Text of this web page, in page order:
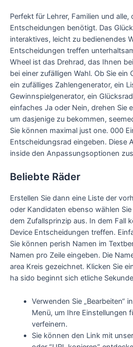
Perfekt für Lehrer, Familien und alle,
Entscheidungen benötigt. Das
interaktives, leicht zu bedienendes
Entscheidungen treffen
Wheel ist das Drehrad, das Ihnen
bei einer zufälligen Wahl. Ob Sie ein
ein zufälliges Zahlengenerator, ein
Gewinnspielgenerator, ein
einfaches Ja oder Nein, drehen Sie
um dasjenige zu bekommen,
Sie können maximal just one. 000
Entscheidungsrad eingeben. Diese
inside den Anpassungsoptionen
Beliebte Räder
Erstellen Sie dann eine Liste der
oder Kandidaten ebenso wählen
dem Zufallsprinzip aus. In dem Fall
Device Entscheidungen treffen.
Sie können perish Namen im
Namen pro Zeile eingeben. Die
area Kreis gezeichnet. Klicken Sie
ha sido beginnt sich etliche
Verwenden Sie „Bearbeiten“
Menü, um Ihre Einstellungen
verfeinern.
Sie können den Link mit